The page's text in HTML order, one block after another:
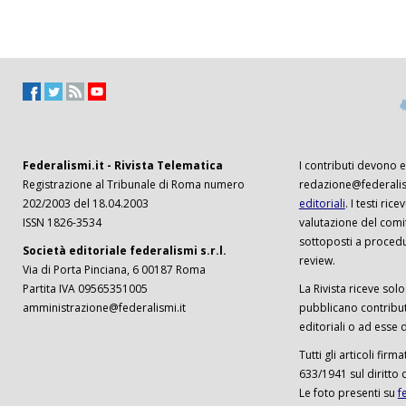
Federalismi.it - Rivista Telematica
Registrazione al Tribunale di Roma numero
202/2003 del 18.04.2003
ISSN 1826-3534
Società editoriale federalismi s.r.l.
Via di Porta Pinciana, 6 00187 Roma
Partita IVA 09565351005
amministrazione@federalismi.it
I contributi devono
editoriali. I testi
valutazione del
sottoposti a
review.
La Rivista riceve
pubblicano
editoriali o ad esse
Tutti gli articoli
633/1941 sul diritto
Le foto presenti su